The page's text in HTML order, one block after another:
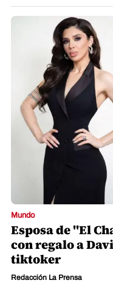
Mundo
Esposa de "El
con regalo a
tiktoker
Redacción La Prensa